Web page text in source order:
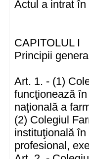
Actul a intrat
CAPITOLUL I
Principii
Art. 1. - (1)
funcţionează
naţională a
(2) Colegiul
instituţională
profesional,